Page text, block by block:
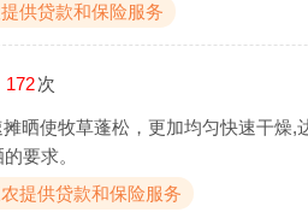
供贷款和保险服务
172次
晒使牧草蓬松，更加均匀快速干燥,
要求。
提供贷款和保险服务